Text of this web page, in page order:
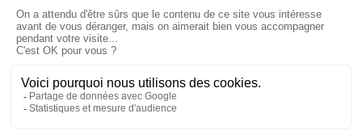
La visite pastorale du pape Léon
XIV à Assise à suivre sur KTO le
jeudi 6 août
Le pape en Uruguay, Argentine et
Pérou du 6 au 17 novembre 2026